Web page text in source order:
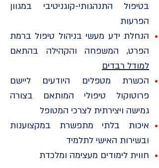
בטיפול התנהגותי-קוגניטיבי במגוון
הפרעות
הנחלת ידע מעשי בניהול טיפול ברמת
הפרט, המשפחה והקהילה בהתאם
למודל רבדים
הכשרת מטפלים היודעים ליישם
פרוטוקול טיפולי המותאם בצורה
גמישה ויצירתית לצרכי המטופל
איכות בלתי מתפשרת במקצוענות
ובשירות האישי לתלמיד
חווית לימודים מעצימה ומלכדת